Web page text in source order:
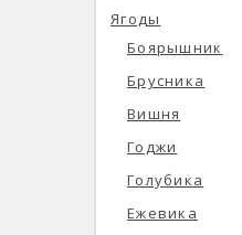
Ягоды
Боярышник
Брусника
Вишня
Годжи
Голубика
Ежевика